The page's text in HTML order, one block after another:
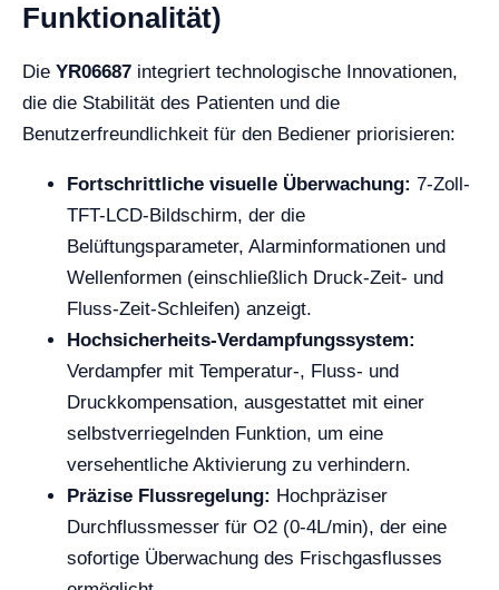
Funktionalität)
Die YR06687 integriert technologische Innovationen,
die die Stabilität des Patienten und die
Benutzerfreundlichkeit für den Bediener priorisieren:
Fortschrittliche visuelle Überwachung: 7-Zoll-
TFT-LCD-Bildschirm, der die
Belüftungsparameter, Alarminformationen und
Wellenformen (einschließlich Druck-Zeit- und
Fluss-Zeit-Schleifen) anzeigt.
Hochsicherheits-Verdampfungssystem:
Verdampfer mit Temperatur-, Fluss- und
Druckkompensation, ausgestattet mit einer
selbstverriegelnden Funktion, um eine
versehentliche Aktivierung zu verhindern.
Präzise Flussregelung: Hochpräziser
Durchflussmesser für O2 (0-4L/min), der eine
sofortige Überwachung des Frischgasflusses